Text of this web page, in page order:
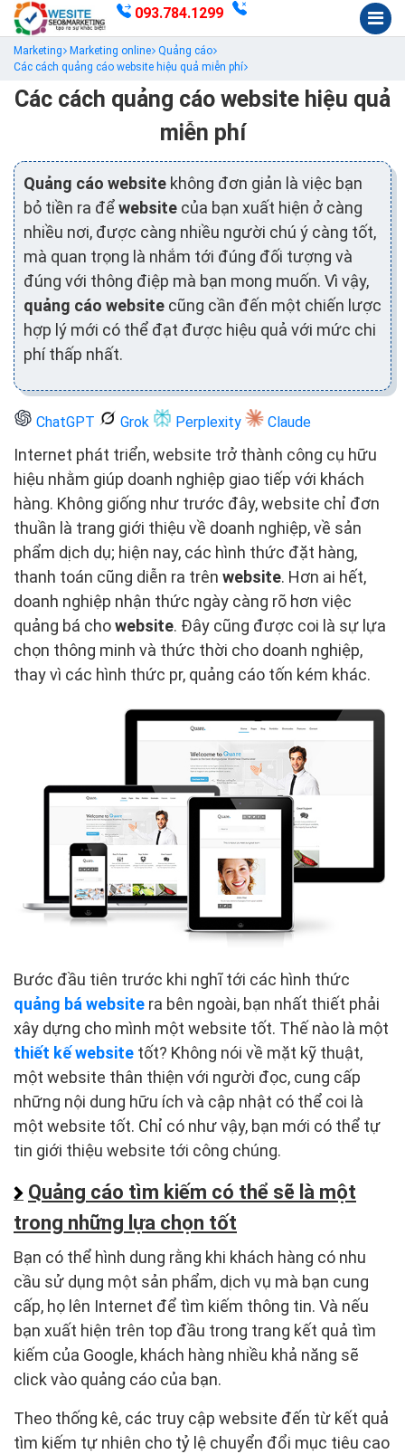
093.784.1299
Marketing Marketing online Quảng cáo
Các cách quảng cáo website hiệu quả miễn phí
Các cách quảng cáo website hiệu quả
miễn phí
Quảng cáo website không đơn giản là việc bạn
bỏ tiền ra đểwebsite của bạn xuất hiện ở càng
nhiều nơi, được càng nhiều người chú ý càng tốt,
mà quan trọng là nhắm tới đúng đối tượng và
đúng với thông điệp mà bạn mong muốn. Vì vậy,
quảng cáo website cũng cần đến một chiến lược
hợp lý mới có thể đạt được hiệu quả với mức chi
phí thấp nhất.
ChatGPT Grok Perplexity Claude
Internet phát triển, website trở thành công cụ hữu
hiệu nhằm giúp doanh nghiệp giao tiếp với khách
hàng. Không giống như trước đây, website chỉ đơn
thuần là trang giới thiệu về doanh nghiệp, về sản
phẩm dịch dụ; hiện nay, các hình thức đặt hàng,
thanh toán cũng diễn ra trên website. Hơn ai hết,
doanh nghiệp nhận thức ngày càng rõ hơn việc
quảng bá chowebsite. Đây cũng được coi là sự lựa
chọn thông minh và thức thời cho doanh nghiệp,
thay vì các hình thức pr, quảng cáo tốn kém khác.
Bước đầu tiên trước khi nghĩ tới các hình thức
quảng bá website ra bên ngoài, bạn nhất thiết phải
xây dựng cho mình một website tốt. Thế nào là một
thiết kế website tốt? Không nói về mặt kỹ thuật,
một website thân thiện với người đọc, cung cấp
những nội dung hữu ích và cập nhật có thể coi là
một website tốt. Chỉ có như vậy, bạn mới có thể tự
tin giới thiệu website tới công chúng.
Quảng cáo tìm kiếm có thể sẽ là một
trong những lựa chọn tốt
Bạn có thể hình dung rằng khi khách hàng có nhu
cầu sử dụng một sản phẩm, dịch vụ mà bạn cung
cấp, họ lên Internet để tìm kiếm thông tin. Và nếu
bạn xuất hiện trên top đầu trong trang kết quả tìm
kiếm của Google, khách hàng nhiều khả năng sẽ
click vào quảng cáo của bạn.
Theo thống kê, các truy cập website đến từ kết quả
tìm kiếm tự nhiên cho tỷ lệ chuyển đổi mục tiêu cao